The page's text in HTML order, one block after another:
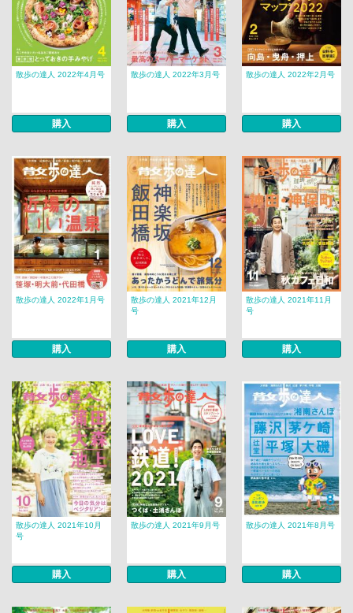
散歩の達人 2022年4月号
購入
散歩の達人 2022年3月号
購入
散歩の達人 2022年2月号
購入
散歩の達人 2022年1月号
購入
散歩の達人 2021年12月
号
購入
散歩の達人 2021年11月
号
購入
散歩の達人 2021年10月
号
購入
散歩の達人 2021年9月号
購入
散歩の達人 2021年8月号
購入